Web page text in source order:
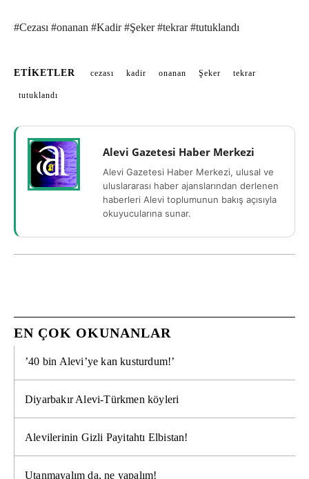
#Cezası #onanan #Kadir #Şeker #tekrar #tutuklandı
ETIKETLER cezası kadir onanan Şeker tekrar
tutuklandı
Alevi Gazetesi Haber Merkezi
Alevi Gazetesi Haber Merkezi, ulusal ve
uluslararası haber ajanslarından derlenen
haberleri Alevi toplumunun bakış açısıyla
okuyucularına sunar.
EN ÇOK OKUNANLAR
’40 bin Alevi’ye kan kusturdum!’
Diyarbakır Alevi-Türkmen köyleri
Alevilerinin Gizli Payitahtı Elbistan!
Utanmayalım da, ne yapalım!